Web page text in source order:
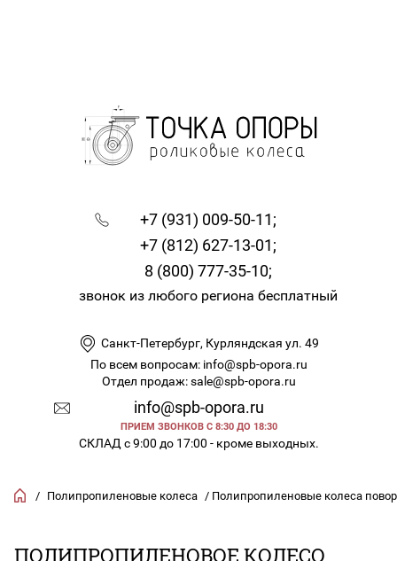
+7 (931) 009-50-11;
+7 (812) 627-13-01;
8 (800) 777-35-10;
звонок из любого региона бесплатный
Санкт-Петербург, Курляндская ул. 49
По всем вопросам: info@spb-opora.ru
Отдел продаж: sale@spb-opora.ru
info@spb-opora.ru
ПРИЕМ ЗВОНКОВ С 8:30 ДО 18:30
СКЛАД с 9:00 до 17:00 - кроме выходных.
/ Полипропиленовые колеса / Полипропиленовые колеса
ПОЛИПРОПИЛЕНОВОЕ КОЛЕСО